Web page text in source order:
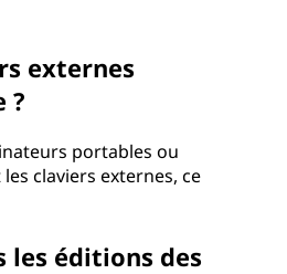
externes
?
portables ou
claviers externes, ce
les éditions des